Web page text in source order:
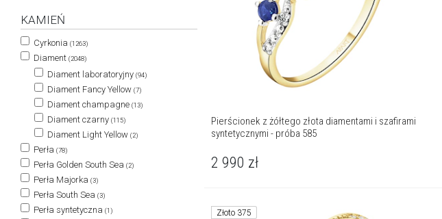
KAMIEŃ
Cyrkonia (1263)
Diament (2048)
Diament laboratoryjny (94)
Diament Fancy Yellow (7)
Diament champagne (13)
Diament czarny (115)
Diament Light Yellow (2)
Perła (78)
Perła Golden South Sea (2)
Perła Majorka (3)
Perła South Sea (3)
Perła syntetyczna (1)
Pierścionek z żółtego złota diamentami i szafirami
syntetycznymi - próba 585
2 990 zł
Złoto 375